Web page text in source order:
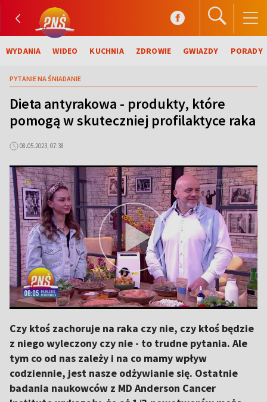
WYDANIA WIDEO KUCHNIA ZDROWIE GWIAZDY PORADY
PYTANIE NA ŚNIADANIE
Dieta antyrakowa - produkty, które
pomogą w skuteczniej profilaktyce raka
08.05.2023, 07:38
Czy ktoś zachoruje na raka czy nie, czy ktoś będzie
z niego wyleczony czy nie - to trudne pytania. Ale
tym co od nas zależy i na co mamy wpływ
codziennie, jest nasze odżywianie się. Ostatnie
badania naukowców z MD Anderson Cancer